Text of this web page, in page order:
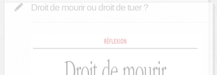
Droit de mourir ou droit de tuer ?